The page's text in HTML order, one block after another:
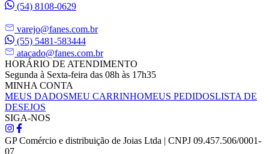
(54) 8108-0629
varejo@fanes.com.br
(55) 5481-583444
atacado@fanes.com.br
HORÁRIO DE ATENDIMENTO
Segunda à Sexta-feira das 08h às 17h35
MINHA CONTA
MEUS DADOSMEU CARRINHOMEUS PEDIDOSLISTA DE
DESEJOS
SIGA-NOS
GP Comércio e distribuição de Joias Ltda | CNPJ 09.457.506/0001-
07